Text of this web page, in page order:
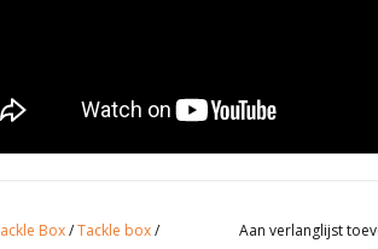
Box/Tackle box/
Aan verlanglijst